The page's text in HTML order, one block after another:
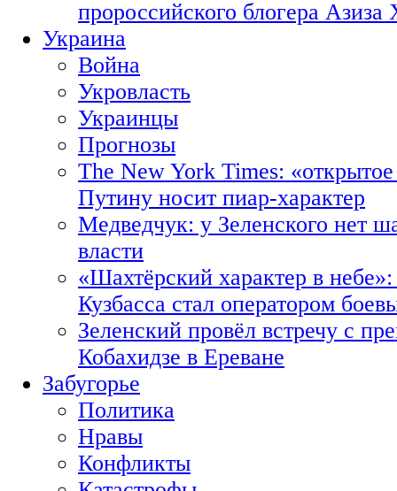
пророссийского блогера Азиза
Украина
Война
Укровласть
Украинцы
Прогнозы
The New York Times:
Путину носит пиар-характер
Медведчук: у Зеленского нет
власти
«Шахтёрский характер в
Кузбасса стал оператором
Зеленский провёл встречу с
Кобахидзе в Ереване
Забугорье
Политика
Нравы
Конфликты